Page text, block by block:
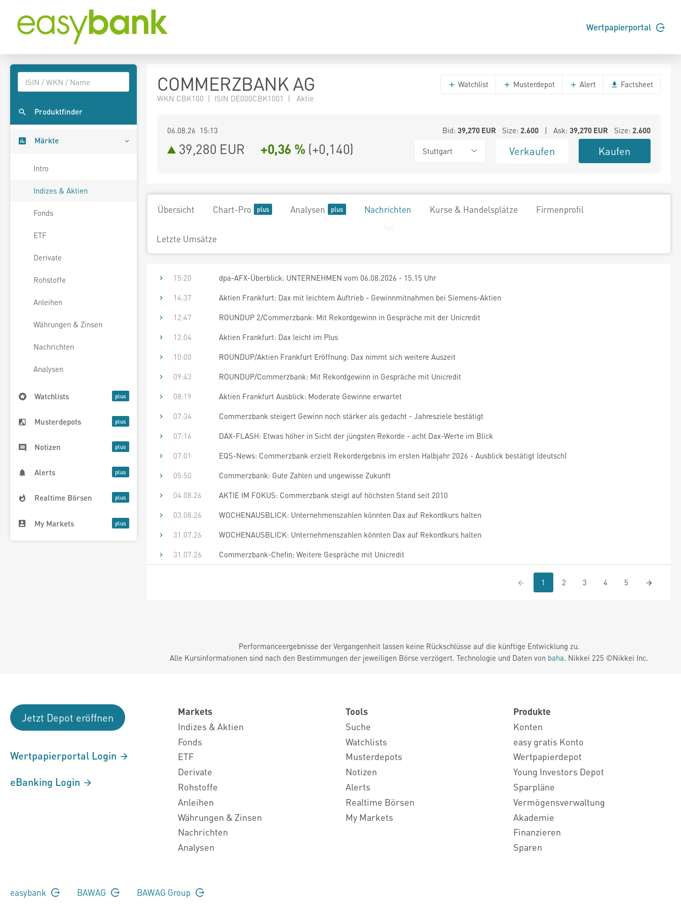
Wertpapierportal
Produktfinder
Märkte
Intro
Indizes & Aktien
Fonds
ETF
Derivate
Rohstoffe
Anleihen
Währungen & Zinsen
Nachrichten
Analysen
Watchlists
Musterdepots
Notizen
Alerts
Realtime Börsen
My Markets
COMMERZBANK AG
WKN CBK100 | ISIN DE000CBK1001 | Aktie
Watchlist Musterdepot Alert Factsheet
06.08.26 15:13 Bid: 39,270EUR Size: 2.600| Ask: 39,270EUR Size: 2.600
39,280 EUR +0,36 % (+0,140) Stuttgart Verkaufen Kaufen
Übersicht Chart-Pro Analysen Nachrichten Kurse & Handelsplätze Firmenprofil
Letzte Umsätze
15:20
dpa-AFX-Überblick: UNTERNEHMEN vom 06.08.2026 - 15.15 Uhr
14:37
Aktien Frankfurt: Dax mit leichtem Auftrieb - Gewinnmitnahmen bei Siemens-Aktien
12:47
ROUNDUP 2/Commerzbank: Mit Rekordgewinn in Gespräche mit der Unicredit
12:04
Aktien Frankfurt: Dax leicht im Plus
10:00
ROUNDUP/Aktien Frankfurt Eröffnung: Dax nimmt sich weitere Auszeit
09:43
ROUNDUP/Commerzbank: Mit Rekordgewinn in Gespräche mit Unicredit
08:19
Aktien Frankfurt Ausblick: Moderate Gewinne erwartet
07:34
Commerzbank steigert Gewinn noch stärker als gedacht - Jahresziele bestätigt
07:16
DAX-FLASH: Etwas höher in Sicht der jüngsten Rekorde - acht Dax-Werte im Blick
07:01
EQS-News: Commerzbank erzielt Rekordergebnis im ersten Halbjahr 2026 - Ausblick bestätigt (deutsch)
05:50
Commerzbank: Gute Zahlen und ungewisse Zukunft
04.08.26
AKTIE IM FOKUS: Commerzbank steigt auf höchsten Stand seit 2010
03.08.26
WOCHENAUSBLICK: Unternehmenszahlen könnten Dax auf Rekordkurs halten
31.07.26
WOCHENAUSBLICK: Unternehmenszahlen könnten Dax auf Rekordkurs halten
31.07.26
Commerzbank-Chefin: Weitere Gespräche mit Unicredit
1 2 3 4 5
Performanceergebnisse der Vergangenheit lassen keine Rückschlüsse auf die künftige Entwicklung zu.
Alle Kursinformationen sind nach den Bestimmungen der jeweiligen Börse verzögert. Technologie und Daten von baha. Nikkei 225 ©Nikkei Inc.
Jetzt Depot eröffnen
Wertpapierportal Login
eBanking Login
Markets
Indizes & Aktien
Fonds
ETF
Derivate
Rohstoffe
Anleihen
Währungen & Zinsen
Nachrichten
Analysen
Tools
Suche
Watchlists
Musterdepots
Notizen
Alerts
Realtime Börsen
My Markets
Produkte
Konten
easy gratis Konto
Wertpapierdepot
Young Investors Depot
Sparpläne
Vermögensverwaltung
Akademie
Finanzieren
Sparen
easybank BAWAG BAWAG Group